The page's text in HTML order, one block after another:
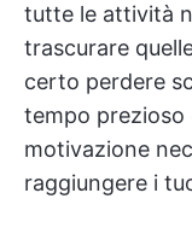
tutte le attività
trascurare
certo perdere
tempo prezioso
motivazione
raggiungere i